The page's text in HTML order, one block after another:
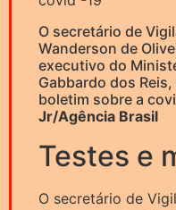
O secretário de
Wanderson de
executivo do
Gabbardo dos
boletim sobre a
Jr/Agência Brasil
Testes e
O secretário de